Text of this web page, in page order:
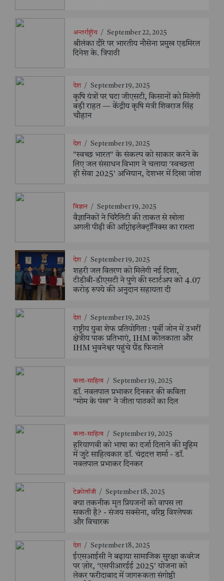
अन्तर्राष्ट्रीय / September 22, 2025
श्रीलंका दौरे पर भारतीय नौसेना प्रमुख एडमिरल
दिनेश के. त्रिपाठी
देश / September 19, 2025
कृषि यंत्रों पर घटा जीएसटी, किसानों को मिलेगी
बड़ी राहत — केंद्रीय कृषि मंत्री शिवराज सिंह
चौहान
देश / September 19, 2025
"स्वच्छ भारत" के संकल्प को साकार करने के
लिए जल संसाधन विभाग ने चलाया 'स्वच्छता
ही सेवा 2025' अभियान, देशभर में दिखा जोश
विज्ञान / September 19, 2025
वैज्ञानिकों ने चिरैलिटी की ताकत से खोला
अगली पीढ़ी की ऑप्टोइलेक्ट्रॉनिक्स का रास्ता
देश / September 19, 2025
शहरी जल वितरण को मिलेगी नई दिशा,
टीडीबी-डीएसटी ने पुणे की स्टार्टअप को 4.07
करोड़ रुपये की अनुदान सहायता दी
देश / September 19, 2025
राष्ट्रीय युवा शेफ प्रतियोगिता : पूर्वी जोन में उभरीं
क्षेत्रीय पाक प्रतिभाएं, IHM कोलकाता और
IHM भुवनेश्वर पहुंचे ग्रैंड फिनाले
कला-साहित्य / September 19, 2025
डॉ. नवलपाल प्रभाकर दिनकर की कविता
"मोम के पंख" ने जीता पाठकों का दिल
कला-साहित्य / September 19, 2025
हरियाणवी को भाषा का दर्जा दिलाने की मुहिम
में जुटे साहित्यकार डॉ. चंद्रदत्त शर्मा - डॉ.
नवलपाल प्रभाकर दिनकर
टेक्नोलॉजी / September 18, 2025
क्या तकनीक मृत प्रियजनों को वापस ला
सकती है? - संजय सक्सेना, वरिष्ठ विश्लेषक
और विचारक
देश / September 18, 2025
ईएसआईसी ने बढ़ाया सामाजिक सुरक्षा कवरेज
पर ज़ोर, ‘एसपीआरईई 2025’ योजना को
लेकर फरीदाबाद में जागरूकता संगोष्ठी